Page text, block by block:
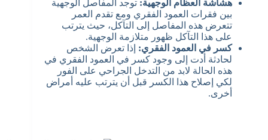
هشاشة العظام الوجهية: توجد المفاصل الوجهية
بين فقرات العمود الفقري ومع تقدم العمر
تتعرض هذه المفاصل إلى التآكل، حيث يترتب
على هذا التآكل ظهور متلازمة الوجهية.
كسر في العمود الفقري: إذا تعرض الشخص
لحادثة أدت إلى وجود كسر في العمود الفقري في
هذه الحالة لابد من التدخل الجراحي على الفور
لكي إصلاح هذا الكسر قبل أن يترتب عليه أمراض
أخرى.